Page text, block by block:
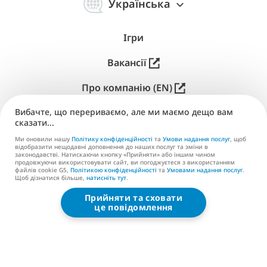
Що таке ігри з пошуку
предметів?
Ігри з пошуку предметів (англійською — HOG,
hidden object games) — популярний
жанрвідеоігрових головоломок, де головне
завдання гравця —знаходити сховані
предметина детально промальованих картинках,
які зазвичай називають сценами. Такі ігри
вирізняються майстерно намальованими
статичними зображеннями, що дозволяють
ховати предмети просто на видноті, зливаючи їх
Українська
中
Ігри
Вакансії
Про компанію (EN)
Публікація (EN)
Підтримка
Контакти (EN)
G5 ENTERTAINMENT ®
© 2026 G5 Entertainment AB
Вибачте, що перериваємо, але ми маємо дещо вам
сказати...
Ми оновили нашу Політику конфіденційності та Умови надання послуг, щоб
відобразити нещодавні доповнення до наших послуг та зміни в
законодавстві. Натискаючи кнопку «Прийняти» або іншим чином
продовжуючи використовувати сайт, ви погоджуєтеся з використанням
файлів cookie G5, Політикою конфіденційності та Умовами надання послуг.
Щоб дізнатися більше, натисніть тут.
Прийняти та сховати
це повідомлення